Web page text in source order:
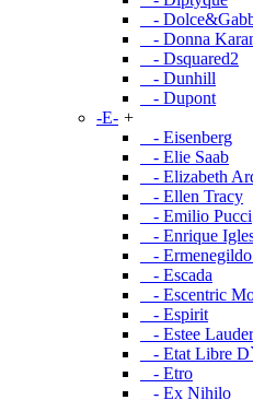
-
- Donna
- Dsquared2
- Dunhill
- Dupont
-E- +
- Eisenberg
- Elie Saab
- Elizabeth
- Ellen Tracy
- Emilio Pucci
- Enrique
-
- Escada
- Escentric
- Espirit
- Estee Lauder
- Etat Libre
- Etro
- Ex Nihilo